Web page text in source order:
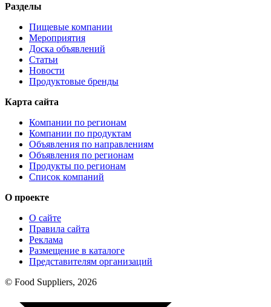
Разделы
Пищевые компании
Мероприятия
Доска объявлений
Статьи
Новости
Продуктовые бренды
Карта сайта
Компании по регионам
Компании по продуктам
Объявления по направлениям
Объявления по регионам
Продукты по регионам
Список компаний
О проекте
О сайте
Правила сайта
Реклама
Размещение в каталоге
Представителям организаций
© Food Suppliers, 2026